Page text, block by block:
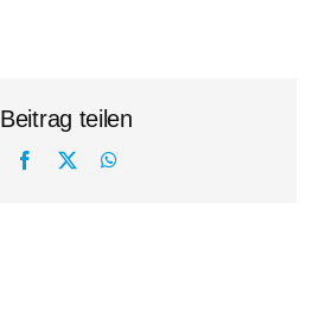
Beitrag teilen
Facebook WhatsApp